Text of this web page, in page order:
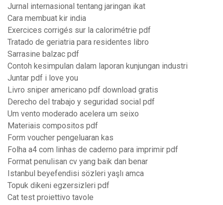
Jurnal internasional tentang jaringan ikat
Cara membuat kir india
Exercices corrigés sur la calorimétrie pdf
Tratado de geriatria para residentes libro
Sarrasine balzac pdf
Contoh kesimpulan dalam laporan kunjungan industri
Juntar pdf i love you
Livro sniper americano pdf download gratis
Derecho del trabajo y seguridad social pdf
Um vento moderado acelera um seixo
Materiais compositos pdf
Form voucher pengeluaran kas
Folha a4 com linhas de caderno para imprimir pdf
Format penulisan cv yang baik dan benar
Istanbul beyefendisi sözleri yaşlı amca
Topuk dikeni egzersizleri pdf
Cat test proiettivo tavole